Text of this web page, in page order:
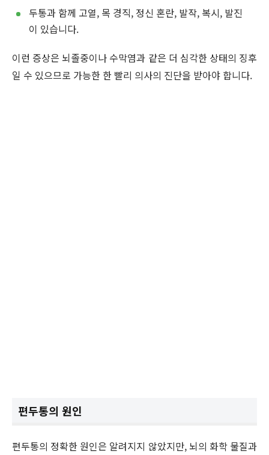
두통과 함께 고열, 목 경직, 정신 혼란, 발작, 복시, 발진
이 있습니다.
이런 증상은 뇌졸중이나 수막염과 같은 더 심각한 상태의 징후
일 수 있으므로 가능한 한 빨리 의사의 진단을 받아야 합니다.
편두통의 원인
편두통의 정확한 원인은 알려지지 않았지만, 뇌의 화학 물질과